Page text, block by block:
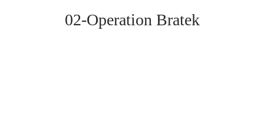
02-Operation Bratek